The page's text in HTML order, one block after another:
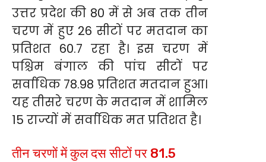
उत्तर प्रदेश की 80 में से अब तक तीन
चरण में हुए 26 सीटों पर मतदान का
प्रतिशत 60.7 रहा है। इस चरण में
पश्चिम बंगाल की पांच सीटों पर
सर्वाधिक 78.98 प्रतिशत मतदान हुआ।
यह तीसरे चरण के मतदान में शामिल
15 राज्यों में सर्वाधिक मत प्रतिशत है।
तीन चरणों में कुल दस सीटों पर 81.5